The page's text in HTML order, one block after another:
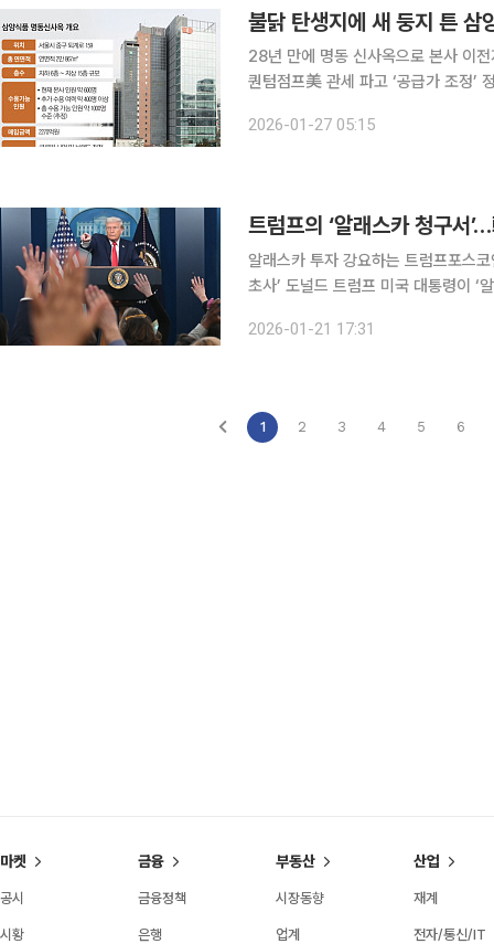
불닭 탄생지에 새 둥지 튼 삼
28년 만에 명동 신사옥으로 본사 이전
퀀텀점프美 관세 파고 ‘공급가 조정’ 정면돌파 삼양식품이 ‘외국인 관광 1번지’
2026-01-27 05:15
트럼프의 ‘알래스카 청구서
알래스카 투자 강요하는 트럼프포스
초사’ 도널드 트럼프 미국 대통령이 ‘알래스카 에너지 투자’ 카드를 공식화하며 한국 기업들을 향한
을 동원해 미국의 낙후된 인프라를 재
2026-01-21 17:31
1 2 3 4 5 6
마켓
공시
시황
금융
금융정책
은행
부동산
시장동향
업계
산업
재계
전자/통신/IT